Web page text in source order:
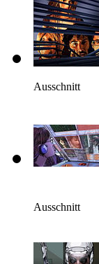
Ausschnitt
Ausschnitt